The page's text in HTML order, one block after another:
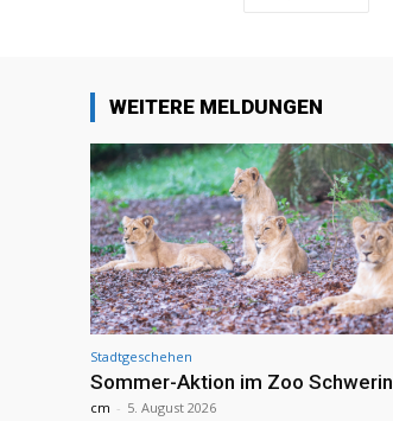
WEITERE MELDUNGEN
Stadtgeschehen
Sommer-Aktion im Zoo Schwerin
cm - 5. August 2026